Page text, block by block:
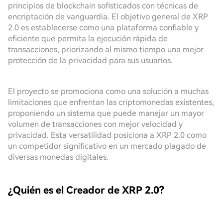
principios de blockchain sofisticados con técnicas de
encriptación de vanguardia. El objetivo general de XRP
2.0 es establecerse como una plataforma confiable y
eficiente que permita la ejecución rápida de
transacciones, priorizando al mismo tiempo una mejor
protección de la privacidad para sus usuarios.
El proyecto se promociona como una solución a muchas
limitaciones que enfrentan las criptomonedas existentes,
proponiendo un sistema que puede manejar un mayor
volumen de transacciones con mejor velocidad y
privacidad. Esta versatilidad posiciona a XRP 2.0 como
un competidor significativo en un mercado plagado de
diversas monedas digitales.
¿Quién es el Creador de XRP 2.0?